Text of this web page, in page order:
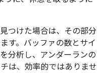
つけた場合は、その部分
す。バッファの数とサイ
分析し、アンダーランの
は、効率的ではありませ